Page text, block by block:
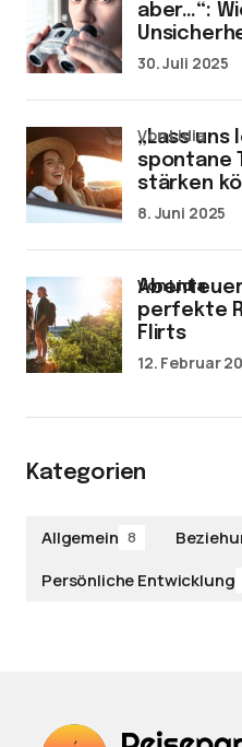
aber…“:
30. Juli 2025
„Lass uns
spontane
stärken
von Lidia
8. Juni 2025
perfekte
Flirts
von Lidia
12. Februar
Kategorien
Allgemein 8
Persönliche Entwicklung